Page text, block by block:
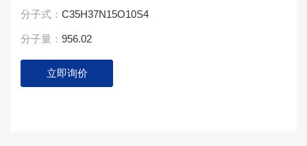
分子式： C35H37N15O10S4
分子量： 956.02
立即询价